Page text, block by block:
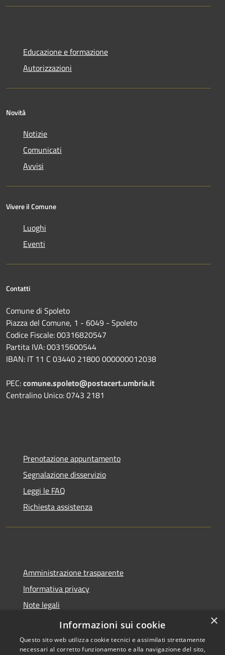
Educazione e formazione
Autorizzazioni
Novità
Notizie
Comunicati
Avvisi
Vivere il Comune
Luoghi
Eventi
Contatti
Comune di Spoleto
Piazza del Comune, 1 - 6049 - Spoleto
Codice Fiscale: 00316820547
Partita IVA: 00315600544
IBAN: IT 11 C 03440 21800 000000012038
PEC:comune.spoleto@postacert.umbria.it
Centralino Unico: 0743 2181
Prenotazione appuntamento
Segnalazione disservizio
Leggi le FAQ
Richiesta assistenza
Amministrazione trasparente
Informativa privacy
Note legali
Dichiarazione di accessibilità
×
Informazioni sui cookie
Questo sito web utilizza cookie tecnici e assimilati strettamente
necessari al corretto funzionamento e alla navigazione del sito,